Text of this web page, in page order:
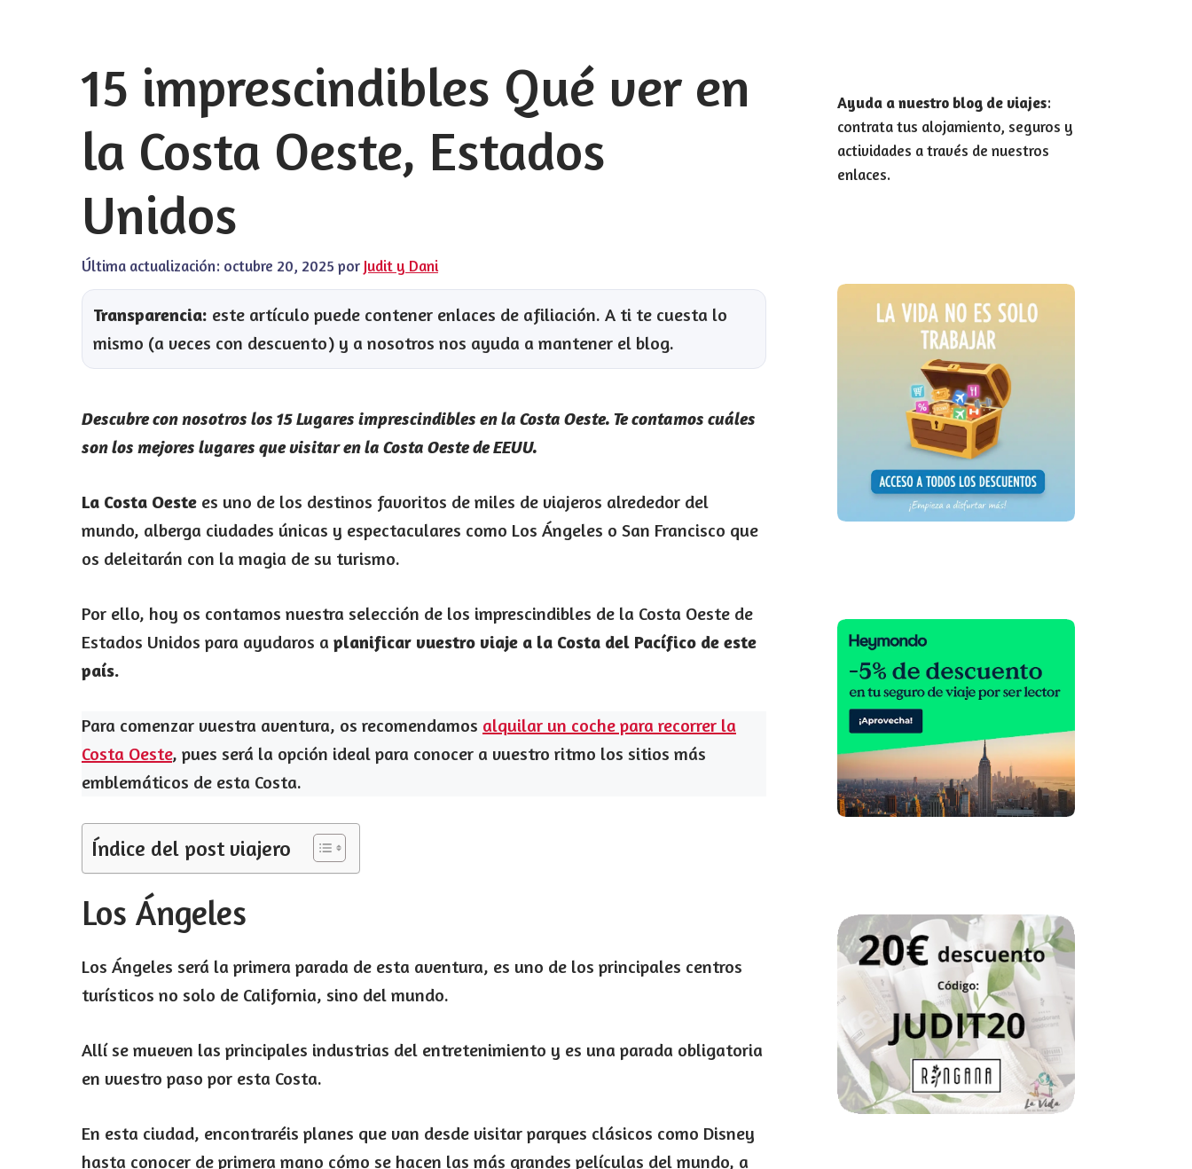
15 imprescindibles Qué ver en
la Costa Oeste, Estados
Unidos
Última actualización: octubre 20, 2025 por Judit y Dani
Transparencia: este artículo puede contener enlaces de afiliación. A ti te cuesta lo
mismo (a veces con descuento) y a nosotros nos ayuda a mantener el blog.
Descubre con nosotros los 15 Lugares imprescindibles en la Costa Oeste. Te contamos cuáles
son los mejores lugares que visitar en la Costa Oeste de EEUU.
La Costa Oeste es uno de los destinos favoritos de miles de viajeros alrededor del
mundo, alberga ciudades únicas y espectaculares como Los Ángeles o San Francisco que
os deleitarán con la magia de su turismo.
Por ello, hoy os contamos nuestra selección de los imprescindibles de la Costa Oeste de
Estados Unidos para ayudaros a planificar vuestro viaje a la Costa del Pacífico de este
país.
Para comenzar vuestra aventura, os recomendamos alquilar un coche para recorrer la
Costa Oeste, pues será la opción ideal para conocer a vuestro ritmo los sitios más
emblemáticos de esta Costa.
Índice del post viajero
Los Ángeles
Los Ángeles será la primera parada de esta aventura, es uno de los principales centros
turísticos no solo de California, sino del mundo.
Allí se mueven las principales industrias del entretenimiento y es una parada obligatoria
en vuestro paso por esta Costa.
En esta ciudad, encontraréis planes que van desde visitar parques clásicos como Disney
hasta conocer de primera mano cómo se hacen las más grandes películas del mundo, a
Ayuda a nuestro blog de viajes:
contrata tus alojamiento, seguros y
actividades a través de nuestros
enlaces.